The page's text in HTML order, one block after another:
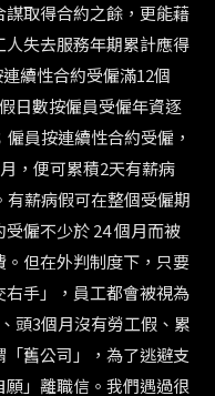
取得合約之餘，更能藉
失去服務年期累計應得
續性合約受僱滿12個
日數按僱員受僱年資逐
員按連續性合約受僱，
，便可累積2天有薪病
薪病假可在整個受僱期
僱不少於 24 個月而被
但在外判制度下，只要
手」，員工都會被視為
頭3個月沒有勞工假、累
舊公司」，為了逃避支
」離職信。我們遇過很